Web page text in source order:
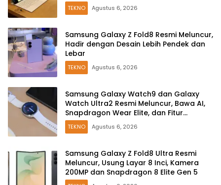
TEKNO Agustus 6, 2026
Samsung Galaxy Z Fold8 Resmi Meluncur,
Hadir dengan Desain Lebih Pendek dan
Lebar
TEKNO Agustus 6, 2026
Samsung Galaxy Watch9 dan Galaxy
Watch Ultra2 Resmi Meluncur, Bawa AI,
Snapdragon Wear Elite, dan Fitur
Kesehatan Baru
TEKNO Agustus 6, 2026
Samsung Galaxy Z Fold8 Ultra Resmi
Meluncur, Usung Layar 8 Inci, Kamera
200MP dan Snapdragon 8 Elite Gen 5